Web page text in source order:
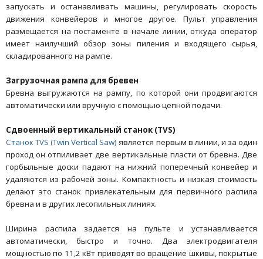
запускать и останавливать машины, регулировать скорость
движения конвейеров и многое другое. Пульт управления
размещается на постаменте в начале линии, откуда оператор
имеет наилучший обзор зоны пиления и входящего сырья,
складированного на рампе.
Загрузочная рампа для бревен
Бревна выгружаются на рампу, по которой они продвигаются
автоматически или вручную с помощью цепной подачи.
Сдвоенный вертикальный станок (TVS)
Станок TVS (Twin Vertical Saw) является первым в линии, и за один
проход он отпиливает две вертикальные пласти от бревна. Две
горбыльные доски падают на нижний поперечный конвейер и
удаляются из рабочей зоны. Компактность и низкая стоимость
делают это станок привлекательным для первичного распила
бревна и в других лесопильных линиях.
Ширина распила задается на пульте и устанавливается
автоматически, быстро и точно. Два электродвигателя
мощностью по 11,2 кВт приводят во вращение шкивы, покрытые